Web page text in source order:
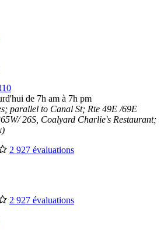
de 7h am à 7h pm
parallel to Canal St; Rte 49E /69E
26S, Coalyard Charlie's Restaurant;
2 927 évaluations
2 927 évaluations